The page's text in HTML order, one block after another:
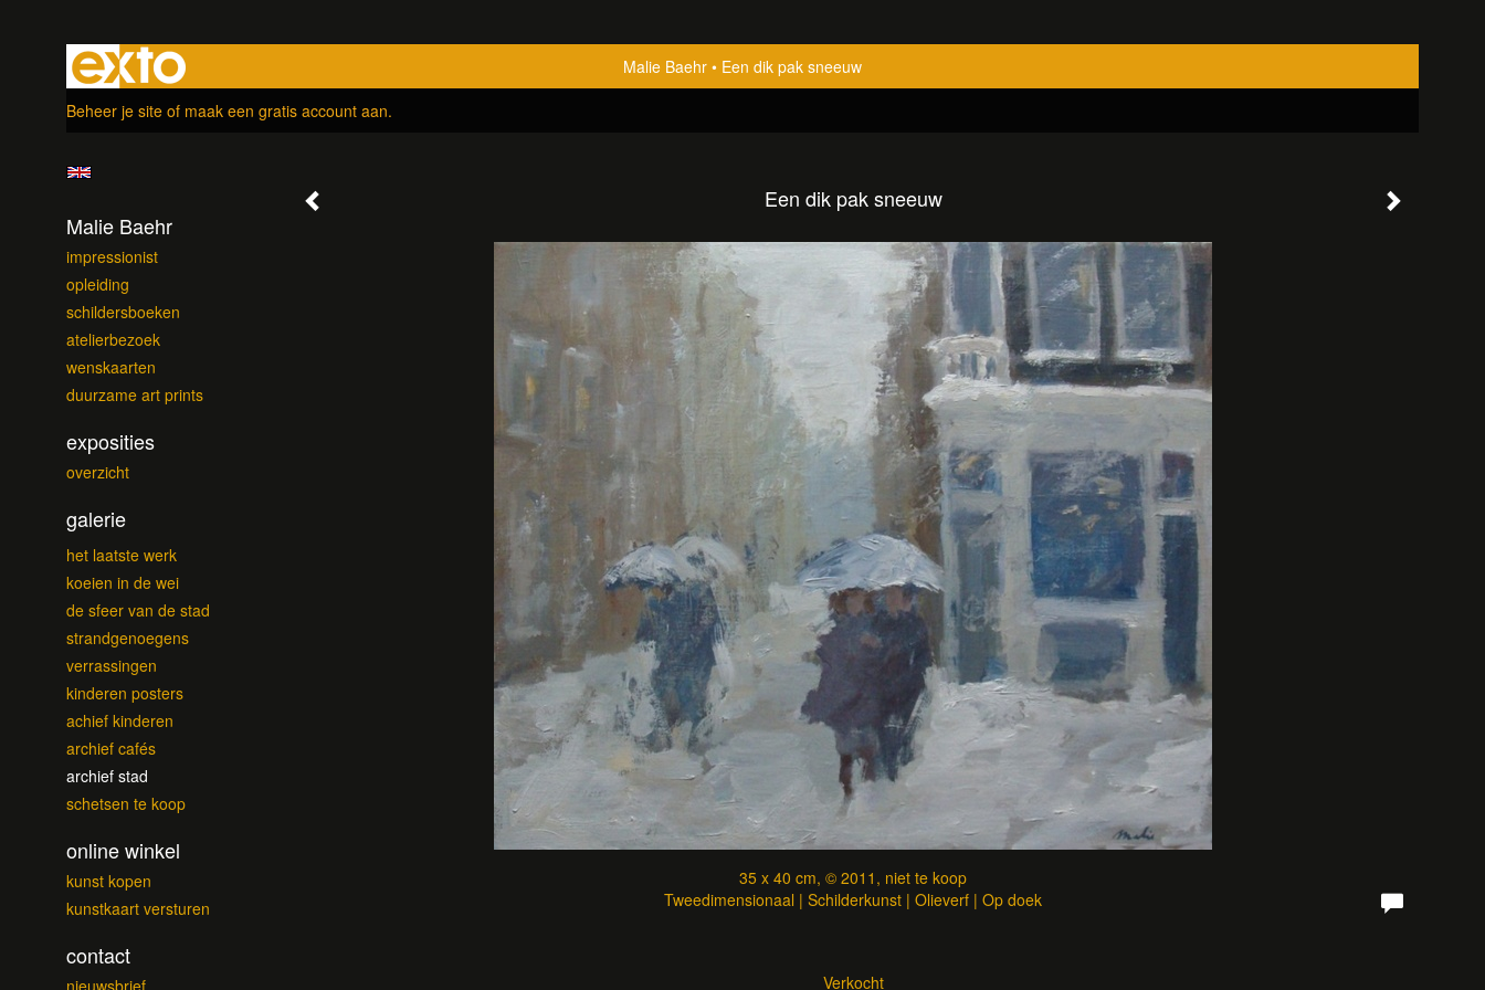
Malie Baehr
Een dik pak sneeuw
Beheer je site of maak een gratis account aan.
Een dik pak sneeuw
35 x 40 cm, © 2011, niet te koop
Tweedimensionaal | Schilderkunst | Olieverf | Op doek
Verkocht
Malie Baehr
impressionist
opleiding
schildersboeken
atelierbezoek
wenskaarten
duurzame art prints
exposities
overzicht
galerie
het laatste werk
koeien in de wei
de sfeer van de stad
strandgenoegens
verrassingen
kinderen posters
achief kinderen
archief cafés
archief stad
schetsen te koop
online winkel
kunst kopen
kunstkaart versturen
contact
nieuwsbrief